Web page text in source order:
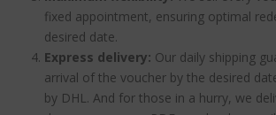
fixed appointment, ensuring optimal
desired date.
Express delivery: Our daily shipping
arrival of the voucher by the desired
by DHL. And for those in a hurry, we